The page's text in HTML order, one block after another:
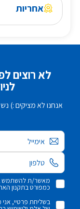
אחריות
לא רוצים
אנחנו לא מציקים :)
אימייל
מאשר/ת להשתמש
כמפורט בתקנון
בשליחת פרטיי,